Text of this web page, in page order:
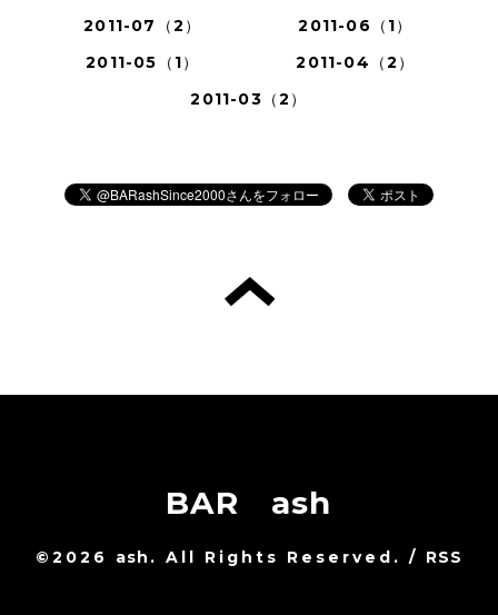
2011-07（2）
2011-06（1）
2011-05（1）
2011-04（2）
2011-03（2）
BAR ash
©2026 ash . All Rights Reserved. / RSS